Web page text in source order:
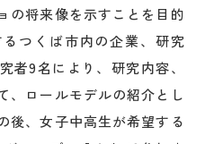
の将来像を示すことを目的
つくば市内の企業、研究
者9名により、研究内容、
、ロールモデルの紹介とし
後、女子中高生が希望する